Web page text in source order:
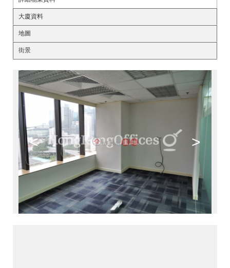
大廈資料
地圖
街景
< >